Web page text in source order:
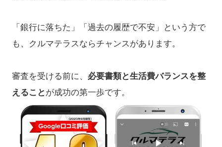
「銀行に落ちた」「過去の履歴で不安」という方で
も、クルマテラスならチャンスがあります。
審査を受ける前に、 必要書類と生活費バランスを整
えること が成功の第一歩です。